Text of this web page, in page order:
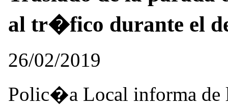
al tr�fico durante el
26/02/2019
Polic�a Local informa de